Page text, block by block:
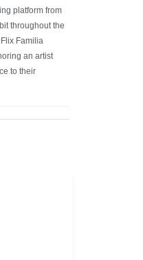
platform from
throughout the
Familia
an artist
to their